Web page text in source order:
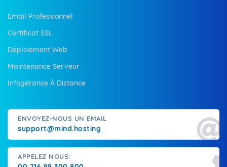
Email Professionnel
Certificat SSL
Déploiement Web
Maintenance Serveur
Infogérance À Distance
ENVOYEZ-NOUS UN EMAIL
support@mind.hosting
APPELEZ NOUS: